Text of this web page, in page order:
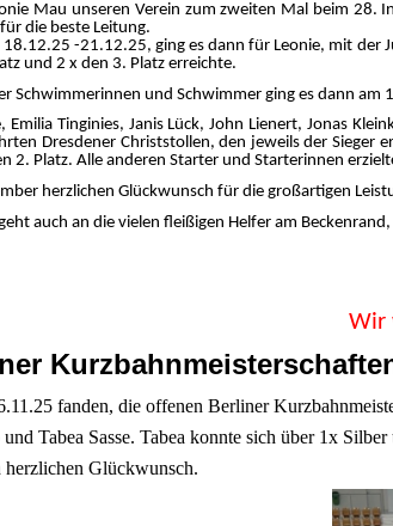
Mau unseren Verein zum zweiten Mal beim 28.
für die beste Leitung.
18.12.25 -21.12.25, ging es dann für Leonie, mit
und 2 x den 3. Platz erreichte.
Schwimmerinnen und Schwimmer ging es dann
Emilia Tinginies, Janis Lück, John Lienert, Jonas
Dresdener Christstollen, den jeweils der Sieger
2. Platz. Alle anderen Starter und Starterinnen
herzlichen Glückwunsch für die großartigen
auch an die vielen fleißigen Helfer am
Wir
fanden, die offenen Berliner
Tabea Sasse. Tabea konnte sich über 1x
herzlichen Glückwunsch.